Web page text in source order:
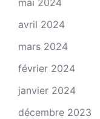
mai 2024
avril 2024
mars 2024
février 2024
janvier 2024
décembre 2023